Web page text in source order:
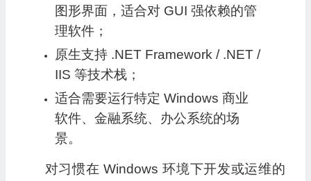
图形界面，适合对 GUI 强依赖的管
理软件；
原生支持 .NET Framework / .NET /
IIS 等技术栈；
适合需要运行特定 Windows 商业
软件、金融系统、办公系统的场
景。
对习惯在 Windows 环境下开发或运维的